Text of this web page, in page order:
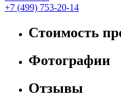
+7 (499) 753-20-14
Стоимость
Фотографии
Отзывы